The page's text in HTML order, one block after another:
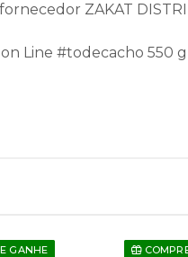
ZAKAT
Line #todecacho 550
GANHE